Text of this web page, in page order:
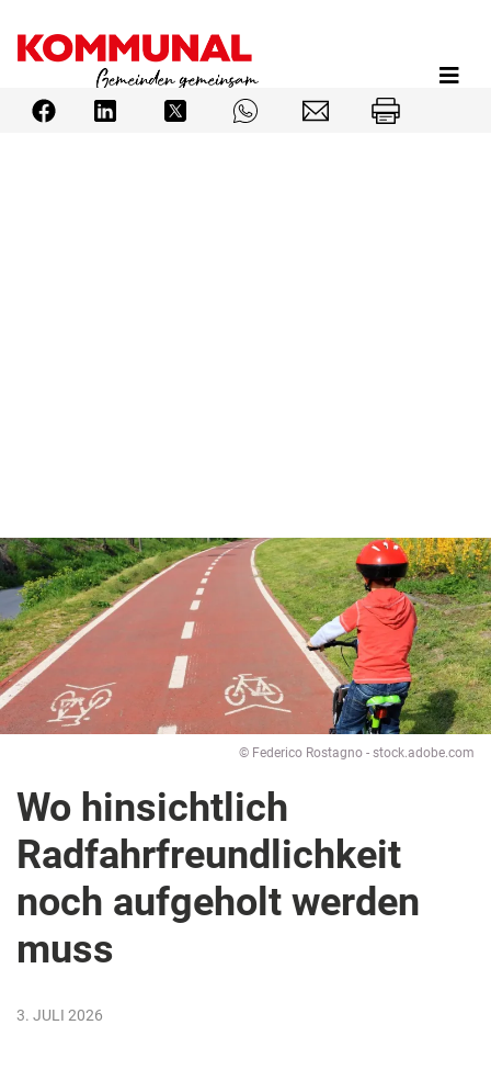
Inhalt
© Federico Rostagno - stock.adobe.com
Wo hinsichtlich
Radfahrfreundlichkeit
noch aufgeholt werden
muss
3. JULI 2026